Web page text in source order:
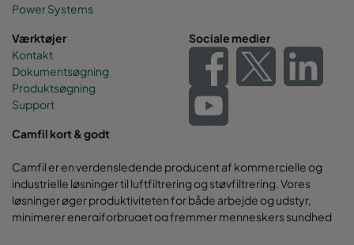
Power Systems
Værktøjer
Kontakt
Dokumentsøgning
Produktsøgning
Support
Sociale medier
Camfil kort & godt
Camfil er en verdensledende producent af kommercielle og
industrielle løsninger til luftfiltrering og støvfiltrering. Vores
løsninger øger produktiviteten for både arbejde og udstyr,
minimerer energiforbruget og fremmer menneskers sundhed